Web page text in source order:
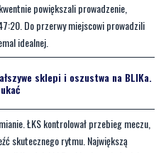
sklepi i oszustwa na BLIKa.
ŁKS kontrolował przebieg meczu,
skutecznego rytmu. Największą
Kordalski i Buckingham, jednak bez
były mocno ograniczone. Gdy
punktów, stało się jasne, że